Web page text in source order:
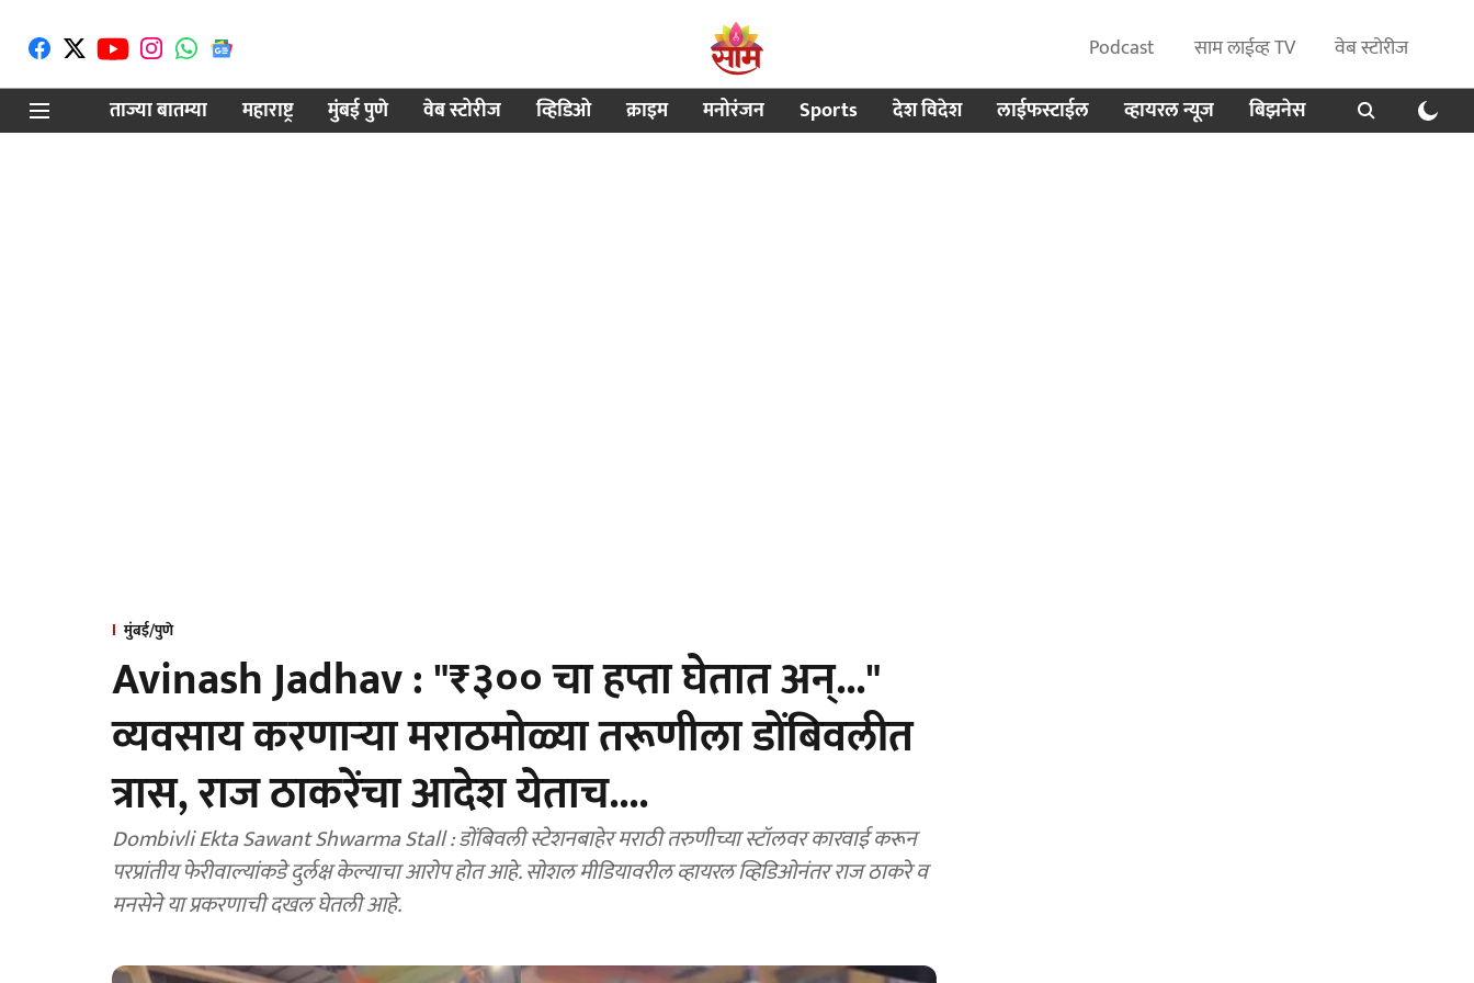
Podcast साम लाईव्ह TV
वेब स्टोरीज
ताज्या बातम्या
महाराष्ट्र मुंबई पुणे वेब स्टोरीज व्हिडिओ क्राइम मनोरंजन Sports देश विदेश लाईफस्टाईल व्हायरल न्यूज बिझनेस
मुंबई/पुणे
Avinash Jadhav : "₹३०० चा हप्ता घेतात अन्..."
व्यवसाय करणाऱ्या मराठमोळ्या तरूणीला डोंबिवलीत
त्रास, राज ठाकरेंचा आदेश येताच....
Dombivli Ekta Sawant Shwarma Stall : डोंबिवली स्टेशनबाहेर मराठी तरुणीच्या स्टॉलवर कारवाई करून
परप्रांतीय फेरीवाल्यांकडे दुर्लक्ष केल्याचा आरोप होत आहे. सोशल मीडियावरील व्हायरल व्हिडिओनंतर राज ठाकरे व
मनसेने या प्रकरणाची दखल घेतली आहे.